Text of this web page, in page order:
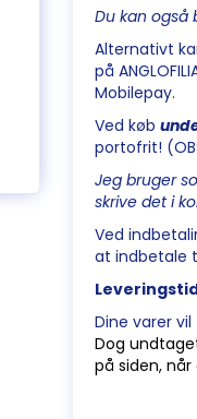
Du kan også
Alternativt
på
Mobilepay.
Ved køb
portofrit!
Jeg bruger
skrive det i
Ved
at indbetale
Dine varer
Dog
på siden,